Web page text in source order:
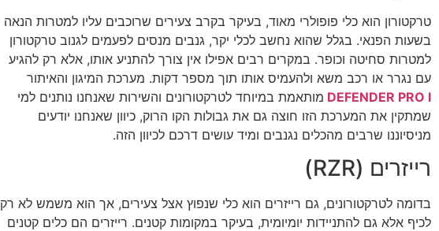
טרקטורון הוא כלי פופולרי מאוד, בעיקר בקרב צעירים שרוכבים עליו למטרות הנאה
בשעות הפנאי. בגלל שהוא נחשב לכלי יקר, גנבים מנסים לפעמים לגנוב טרקטורון
למטרות סחיטה וכופר. במקרים רבים אפילו אין צורך להתניע אותו, אלא רק להגיע
עם נגרר או רכב משא ולהעמיס אותו תוך מספר דקות. מערכת המיגון והאיתור
DEFENDER PRO I מותאמת במיוחד לטרקטורונים והשירות שאנחנו נותנים למי
שמתקין את המערכת הזו חוצה גם את גבולות הקו הרוק, כיוון שאנחנו יודעים
מניסיוננו שרבים מהכלים נגנבים ומיד עושים דרכם לכיוון הזה.
רייזרים (RZR)
בדומה לטרקטורונים, גם רייזרים הוא כלי שנפוץ אצל צעירים, אך הוא משמש לא רק
לכיף אלא גם להתניידות יומיומית, בעיקר במקומות קטנים. רייזרים הם כלים קטנים